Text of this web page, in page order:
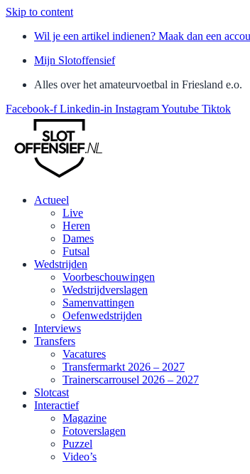
Skip to content
Wil je een artikel indienen? Maak dan een
Mijn Slotoffensief
Alles over het amateurvoetbal in Friesland e.o.
Facebook-f Linkedin-in InstagramYoutube Tiktok
Actueel
Live
Heren
Dames
Futsal
Wedstrijden
Voorbeschouwingen
Wedstrijdverslagen
Samenvattingen
Oefenwedstrijden
Interviews
Transfers
Vacatures
Transfermarkt 2026 – 2027
Trainerscarrousel 2026 – 2027
Slotcast
Interactief
Magazine
Fotoverslagen
Puzzel
Video’s